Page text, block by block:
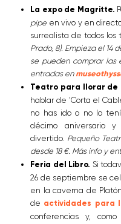
La expo de Magritte.
pipe en vivo y en
surrealista de todos los
Prado, 8). Empieza el 14
se pueden comprar las
entradas en
Teatro para llorar de
hablar de 'Corta el
no has ido o no lo
décimo aniversario
divertido. Pequeño
desde 18 €. Más info y
Feria del Libro. Si
26 de septiembre se
en la caverna de
de actividades para
conferencias y,